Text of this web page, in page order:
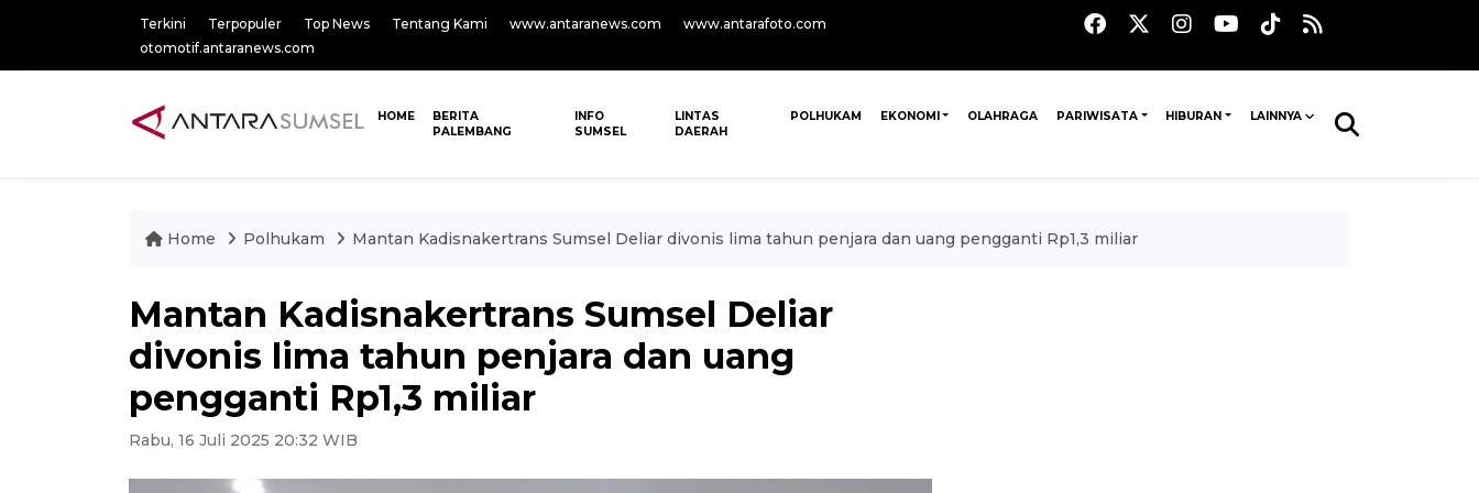
Terkini Terpopuler Top News Tentang Kami www.antaranews.com
www.antarafoto.com
otomotif.antaranews.com
HOME
BERITA
PALEMBANG
INFO
SUMSEL
LINTAS
DAERAH
POLHUKAM EKONOMI OLAHRAGA PARIWISATA HIBURAN LAINNYA
Home Polhukam Mantan Kadisnakertrans Sumsel Deliar divonis lima tahun penjara dan uang pengganti Rp1,3 miliar
Mantan Kadisnakertrans Sumsel Deliar
divonis lima tahun penjara dan uang
pengganti Rp1,3 miliar
Rabu, 16 Juli 2025 20:32 WIB